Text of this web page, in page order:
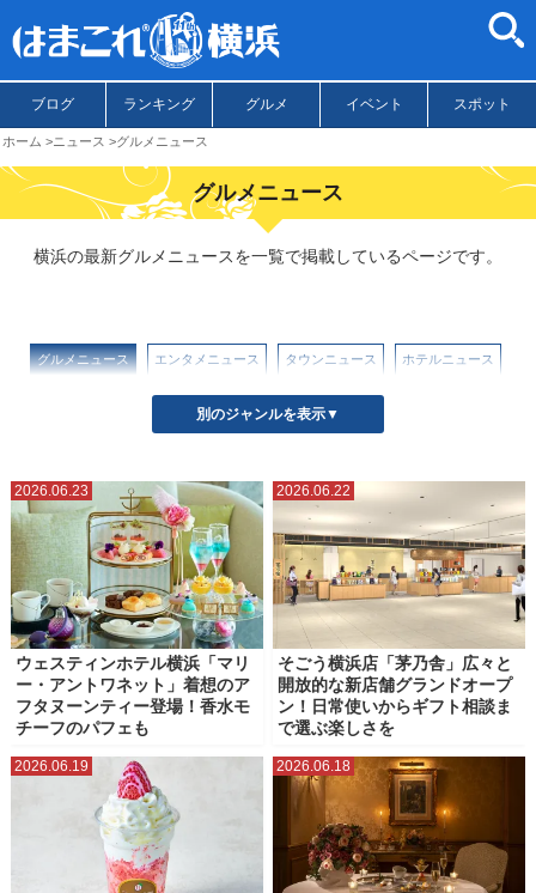
ブログ ランキング グルメ イベント スポット
ホーム ニュース グルメニュース
グルメニュース
横浜の最新グルメニュースを一覧で掲載しているページです。
グルメニュース エンタメニュース タウンニュース ホテルニュース
イベントニュース
別のジャンルを表示▼
2026.06.23
ウェスティンホテル横浜「マリ
ー・アントワネット」着想のア
フタヌーンティー登場！香水モ
チーフのパフェも
2026.06.22
そごう横浜店「茅乃舎」広々と
開放的な新店舗グランドオープ
ン！日常使いからギフト相談ま
で選ぶ楽しさを
2026.06.19 2026.06.18